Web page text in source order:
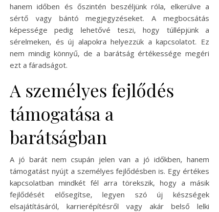
hanem időben és őszintén beszéljünk róla, elkerülve a
sértő vagy bántó megjegyzéseket. A megbocsátás
képessége pedig lehetővé teszi, hogy túllépjünk a
sérelmeken, és új alapokra helyezzük a kapcsolatot. Ez
nem mindig könnyű, de a barátság értékessége megéri
ezt a fáradságot.
A személyes fejlődés
támogatása a
barátságban
A jó barát nem csupán jelen van a jó időkben, hanem
támogatást nyújt a személyes fejlődésben is. Egy értékes
kapcsolatban mindkét fél arra törekszik, hogy a másik
fejlődését elősegítse, legyen szó új készségek
elsajátításáról, karrierépítésről vagy akár belső lelki